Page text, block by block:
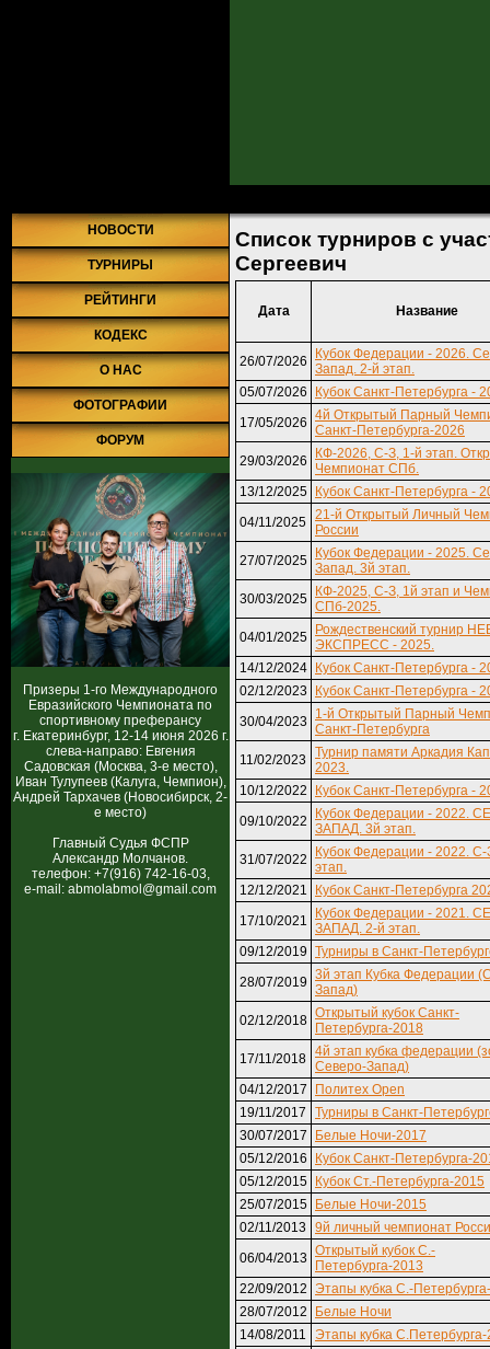
НОВОСТИ
ТУРНИРЫ
РЕЙТИНГИ
КОДЕКС
О НАС
ФОТОГРАФИИ
ФОРУМ
Призеры 1-го Международного
Евразийского Чемпионата по
спортивному преферансу
г. Екатеринбург, 12-14 июня 2026 г.
слева-направо: Евгения
Садовская (Москва, 3-е место),
Иван Тулупеев (Калуга, Чемпион),
Андрей Тархачев (Новосибирск, 2-
е место)
Главный Судья ФСПР
Александр Молчанов.
телефон: +7(916) 742-16-03,
e-mail: abmolabmol@gmail.com
Список турниров с
Сергеевич
Дата Название
26/07/2026
Кубок Федерации - 2026.
Запад. 2-й этап.
05/07/2026
Кубок Санкт-Петербурга -
17/05/2026 4й Открытый Парный
Санкт-Петербурга-2026
29/03/2026
КФ-2026, С-З, 1-й этап.
Чемпионат СПб.
13/12/2025
Кубок Санкт-Петербурга -
04/11/2025 21-й Открытый Личный
России
27/07/2025
Кубок Федерации - 2025.
Запад. 3й этап.
30/03/2025
КФ-2025, С-З, 1й этап и
СПб-2025.
04/01/2025
Рождественский турнир
ЭКСПРЕСС - 2025.
14/12/2024
Кубок Санкт-Петербурга -
02/12/2023
Кубок Санкт-Петербурга -
30/04/2023
1-й Открытый Парный
Санкт-Петербурга
11/02/2023
Турнир памяти Аркадия
2023.
10/12/2022
Кубок Санкт-Петербурга -
09/10/2022
Кубок Федерации - 2022.
ЗАПАД. 3й этап.
31/07/2022
Кубок Федерации - 2022. С-
этап.
12/12/2021
Кубок Санкт-Петербурга
17/10/2021
Кубок Федерации - 2021.
ЗАПАД. 2-й этап.
09/12/2019 Турниры в Санкт-
28/07/2019 3й этап Кубка Федерации
Запад)
02/12/2018 Открытый кубок Санкт-
Петербурга-2018
17/11/2018 4й этап кубка федерации
Северо-Запад)
04/12/2017
Политех Open
19/11/2017
Турниры в Санкт-
30/07/2017
Белые Ночи-2017
05/12/2016
Кубок Санкт-Петербурга-
05/12/2015
Кубок Ст.-Петербурга-2015
25/07/2015
Белые Ночи-2015
02/11/2013
9й личный чемпионат
06/04/2013 Открытый кубок С.-
Петербурга-2013
22/09/2012 Этапы кубка С.-
28/07/2012
Белые Ночи
14/08/2011
Этапы кубка С.Петербурга-